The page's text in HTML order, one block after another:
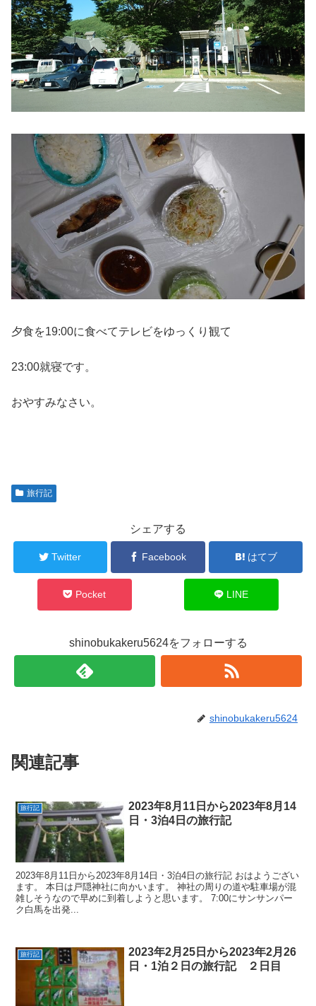
夕食を19:00に食べてテレビをゆっくり観て
23:00就寝です。
おやすみなさい。
旅行記
シェアする
Twitter Facebook はてブ
Pocket LINE
shinobukakeru5624をフォローする
shinobukakeru5624
関連記事
旅行記
2023年8月11日から2023年8月14
日・3泊4日の旅行記
2023年8月11日から2023年8月14日・3泊4日の旅行記 おはようござい
ます。 本日は戸隠神社に向かいます。 神社の周りの道や駐車場が混
雑しそうなので早めに到着しようと思います。 7:00にサンサンパー
ク白馬を出発...
旅行記
2023年2月25日から2023年2月26
日・1泊２日の旅行記 ２日目